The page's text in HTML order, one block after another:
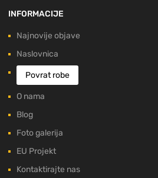
INFORMACIJE
Najnovije objave
Naslovnica
Povrat robe
O nama
Blog
Foto galerija
EU Projekt
Kontaktirajte nas